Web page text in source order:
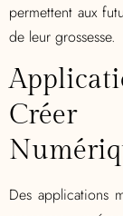
permettent aux
de leur grossesse.
Des applications